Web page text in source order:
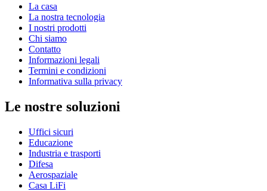
La casa
La nostra tecnologia
I nostri prodotti
Chi siamo
Contatto
Informazioni legali
Termini e condizioni
Informativa sulla privacy
Le nostre soluzioni
Uffici sicuri
Educazione
Industria e trasporti
Difesa
Aerospaziale
Casa LiFi